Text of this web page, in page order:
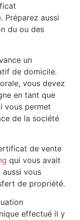
Préparez aussi
du ou des
un
de domicile.
vous devez
en tant que
vous permet
de la société
de vente
qui vous avait
aussi vous
de propriété.
effectué il y